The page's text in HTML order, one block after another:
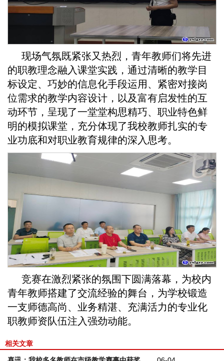
现场气氛既紧张又热烈，青年教师们将先进
的职教理念融入课堂实践，通过清晰的教学目
标设定、巧妙的信息化手段运用、紧密对接岗
位需求的教学内容设计，以及富有启发性的互
动环节，呈现了一堂堂构思精巧、职业特色鲜
明的模拟课堂，充分体现了我校教师扎实的专
业功底和对职业教育规律的深入思考。
竞赛在激烈紧张的氛围下圆满落幕，为校内
青年教师搭建了交流经验的舞台，为学校锻造
一支师德高尚、业务精湛、充满活力的专业化
职教师资队伍注入强劲动能。
相关文章